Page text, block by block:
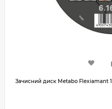
Зачисний диск Metabo Flexiamant